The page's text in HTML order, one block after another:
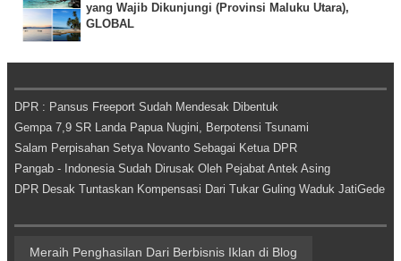
yang Wajib Dikunjungi (Provinsi Maluku Utara),
GLOBAL
DPR : Pansus Freeport Sudah Mendesak Dibentuk
Gempa 7,9 SR Landa Papua Nugini, Berpotensi Tsunami
Salam Perpisahan Setya Novanto Sebagai Ketua DPR
Pangab - Indonesia Sudah Dirusak Oleh Pejabat Antek Asing
DPR Desak Tuntaskan Kompensasi Dari Tukar Guling Waduk JatiGede
Meraih Penghasilan Dari Berbisnis Iklan di Blog